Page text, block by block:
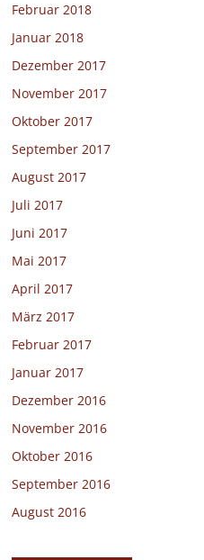
Februar 2018
Januar 2018
Dezember 2017
November 2017
Oktober 2017
September 2017
August 2017
Juli 2017
Juni 2017
Mai 2017
April 2017
März 2017
Februar 2017
Januar 2017
Dezember 2016
November 2016
Oktober 2016
September 2016
August 2016